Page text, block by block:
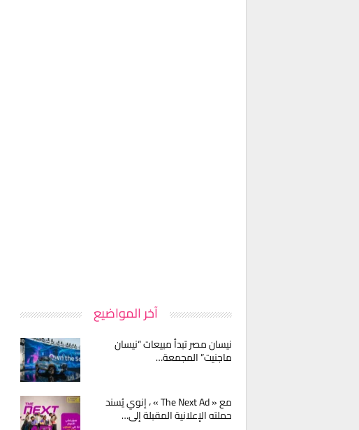
آخر المواضيع
نيسان مصر تبدأ مبيعات “نيسان
ماجنيت” المجمعة…
مع « The Next Ad » ، إنوي يُسند
حملته الإعلانية المقبلة إلى…